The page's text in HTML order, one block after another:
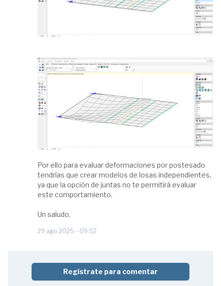
Por ello para evaluar deformaciones por postesado
tendrías que crear modelos de losas independientes,
ya que la opción de juntas no te permitirá evaluar
este comportamiento.
Un saludo.
29 ago 2025 - 09:52
Regístrate para comentar